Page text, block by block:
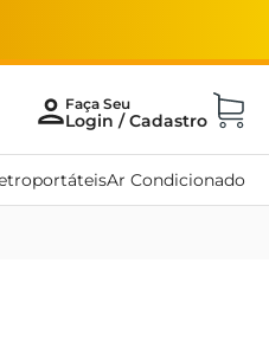
Ar Condicionado